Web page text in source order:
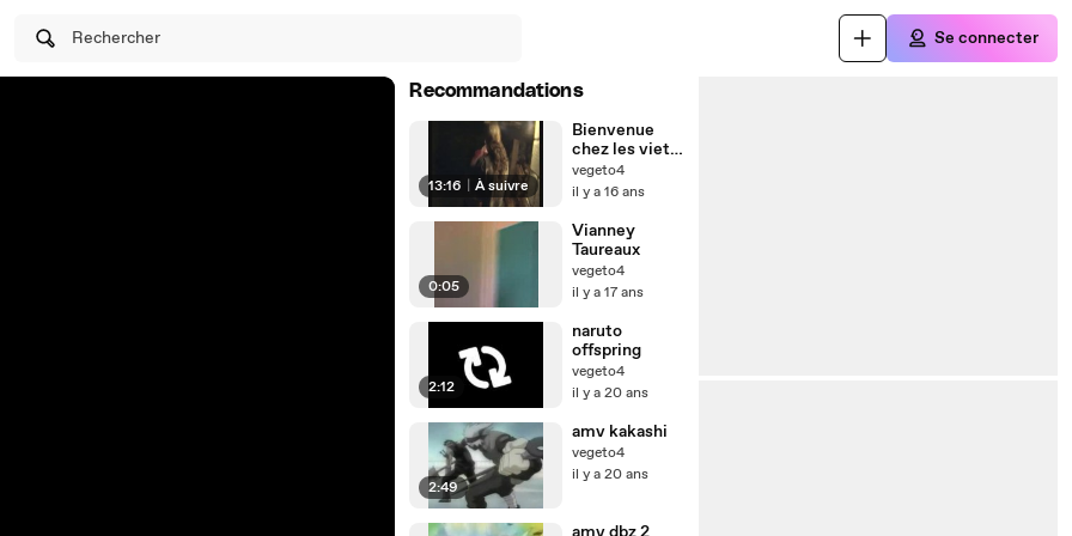
Rechercher Se connecter
Recommandations
13:16 À suivre
Bienvenue
chez les viet
et la légende
du boudha d'or
vegeto4
il y a 16 ans
0:05
Vianney
Taureaux
vegeto4
il y a 17 ans
2:12
naruto
offspring
vegeto4
il y a 20 ans
2:49
amv kakashi
vegeto4
il y a 20 ans